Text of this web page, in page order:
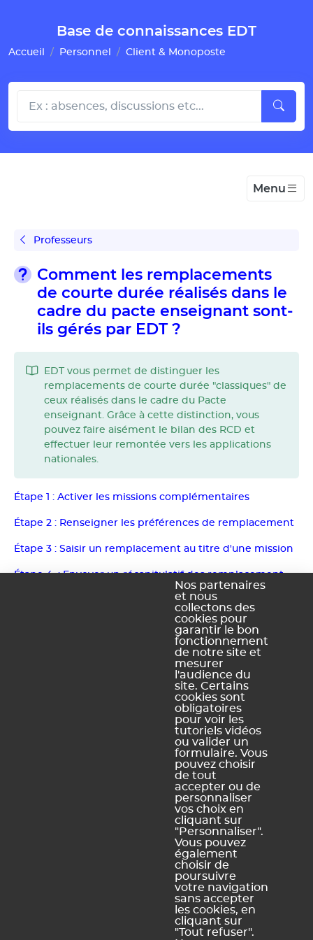
Base de connaissances EDT
Accueil Personnel Client & Monoposte
Menu
Professeurs
Comment les remplacements
de courte durée réalisés dans le
cadre du pacte enseignant sont-
ils gérés par EDT ?
EDT vous permet de distinguer les
remplacements de courte durée "classiques" de
ceux réalisés dans le cadre du Pacte
enseignant. Grâce à cette distinction, vous
pouvez faire aisément le bilan des RCD et
effectuer leur remontée vers les applications
nationales.
Étape 1 : Activer les missions complémentaires
Étape 2 : Renseigner les préférences de remplacement
Étape 3 : Saisir un remplacement au titre d'une mission
Étape 4 : Envoyer un récapitulatif des remplacement
Étape 5 : Faire le bilan des remplacements de courte
Ce contenu vous a été utile ?
Pas vraiment
https://docs.index-education.com/docs_fr/fr-edt-
support-fiche-85-4051-comment-les-remplacements-de-
courte-duree-realises-dans-le-cadre-du-pacte-
enseignant-sont-ils-geres-par-edt.php
Vous ne trouvez pas de réponse à votre question ?
Contactez notre assistance
Nos partenaires
et nous
collectons des
cookies pour
garantir le bon
fonctionnement
de notre site et
mesurer
l'audience du
site. Certains
cookies sont
obligatoires
pour voir les
tutoriels vidéos
ou valider un
formulaire. Vous
pouvez choisir
de tout
accepter ou de
personnaliser
vos choix en
cliquant sur
"Personnaliser".
Vous pouvez
également
choisir de
poursuivre
votre navigation
sans accepter
les cookies, en
cliquant sur
"Tout refuser".